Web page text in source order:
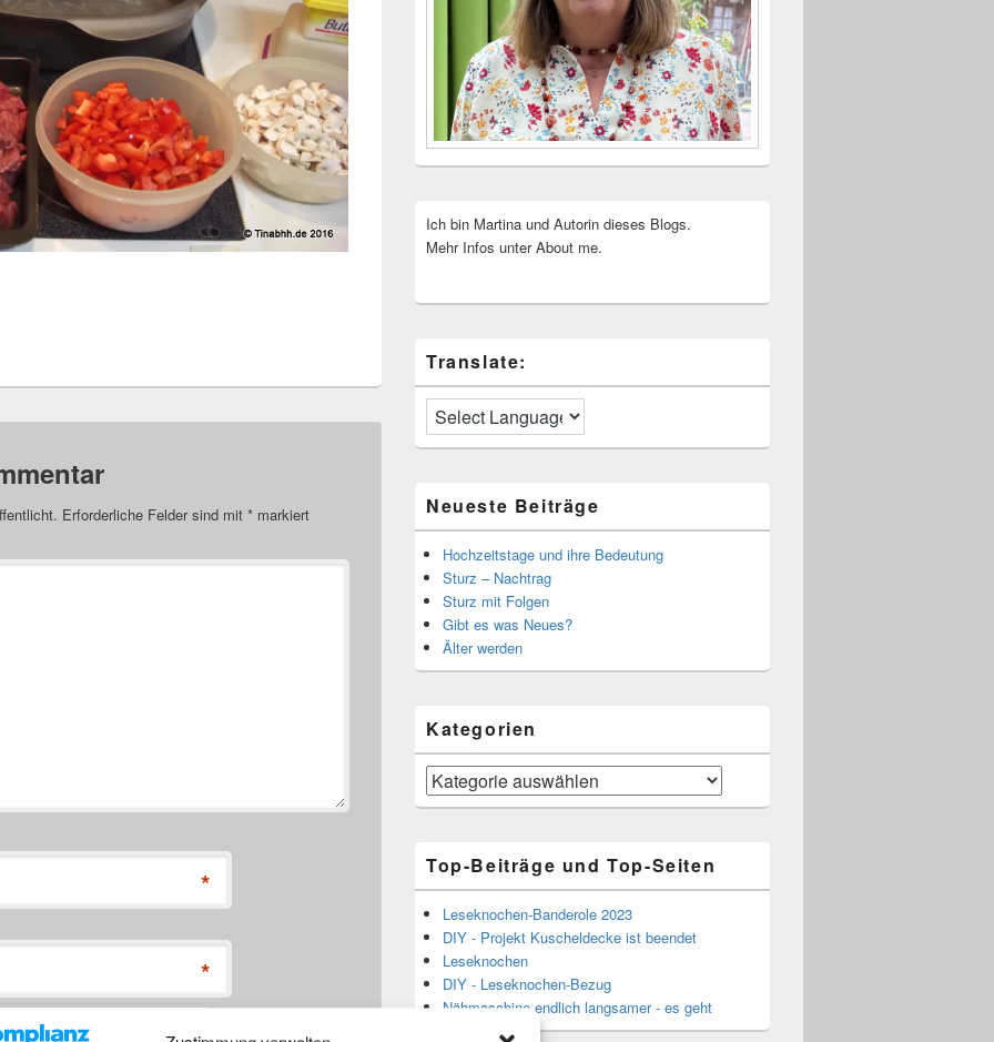
Erforderliche Felder sind mit * markiert
*
*
Ich bin Martina und Autorin dieses Blogs.
Mehr Infos unter About me.
Translate:
Neueste Beiträge
Hochzeitstage und ihre Bedeutung
Sturz – Nachtrag
Sturz mit Folgen
Gibt es was Neues?
Älter werden
Kategorien
Kategorien
Top-Beiträge und Top-Seiten
Leseknochen-Banderole 2023
DIY - Projekt Kuscheldecke ist beendet
Leseknochen
DIY - Leseknochen-Bezug
Nähmaschine endlich langsamer - es geht